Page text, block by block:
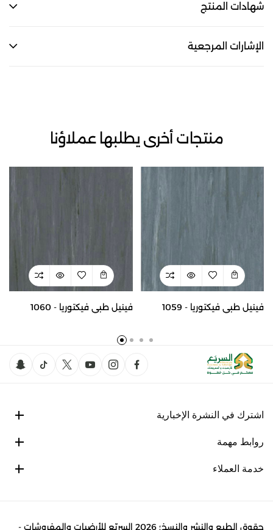
شهادات المنتج
الإشارات المرجعية
منتجات أخرى يطلبها عملاؤنا
فينيل طبي فيكتوريا - 1060 فينيل طبي فيكتوريا - 1059
اشترك في النشرة الإخبارية
روابط مهمة
خدمة العملاء
حقوق الطبع والنشر والنسخ؛ 2026 السريّع للأرضيات والمفروشات -